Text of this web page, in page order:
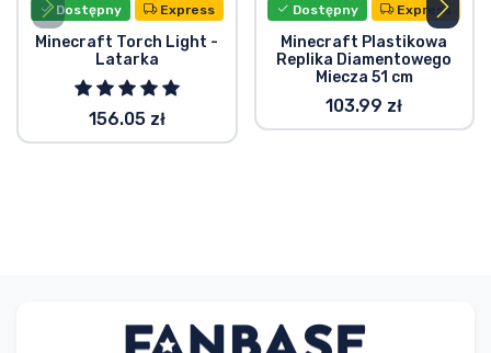
Dostępny Express
Minecraft Torch Light -
Latarka
156.05 zł
Dostępny Express
Minecraft Plastikowa
Replika Diamentowego
Miecza 51 cm
103.99 zł